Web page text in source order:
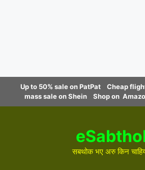
content
Up to 50% sale on PatPat
Cheap
mass sale on Shein
Shop on
सबथोक भए अरु किन